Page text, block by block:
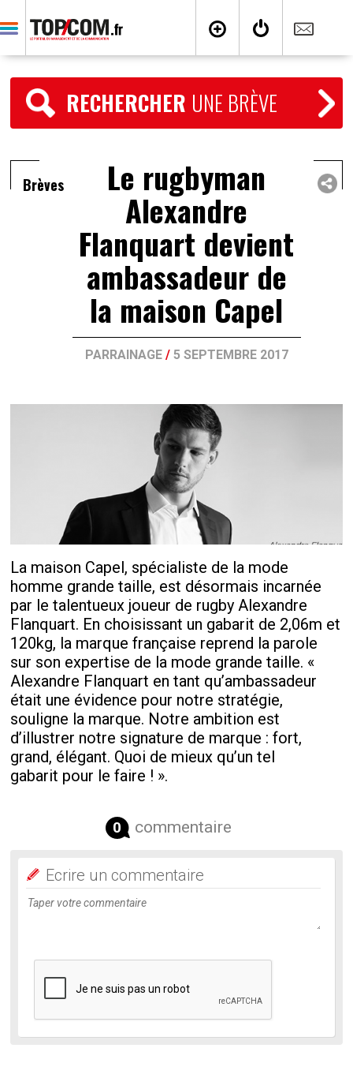
RECHERCHER UNE BRÈVE
Brèves Le rugbyman
Alexandre
Flanquart devient
ambassadeur de
la maison Capel
PARRAINAGE/ 5 SEPTEMBRE 2017
La maison Capel, spécialiste de la mode
homme grande taille, est désormais incarnée
par le talentueux joueur de rugby Alexandre
Flanquart. En choisissant un gabarit de 2,06m et
120kg, la marque française reprend la parole
sur son expertise de la mode grande taille. «
Alexandre Flanquart en tant qu’ambassadeur
était une évidence pour notre stratégie,
souligne la marque. Notre ambition est
d’illustrer notre signature de marque : fort,
grand, élégant. Quoi de mieux qu’un tel
gabarit pour le faire ! ».
0 commentaire
Ecrire un commentaire